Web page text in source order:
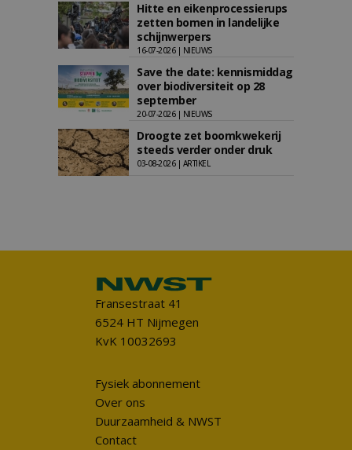
Hitte en eikenprocessierups
zetten bomen in landelijke
schijnwerpers
16-07-2026 | NIEUWS
Save the date: kennismiddag
over biodiversiteit op 28
september
20-07-2026 | NIEUWS
Droogte zet boomkwekerij
steeds verder onder druk
03-08-2026 | ARTIKEL
Fransestraat 41
6524 HT Nijmegen
KvK 10032693
Fysiek abonnement
Over ons
Duurzaamheid & NWST
Contact